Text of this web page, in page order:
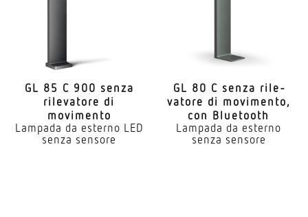
GL 85 C 900 senza
rile­vatore di
movimento
Lampada da esterno LED
senza sensore
GL 80 C senza rile­
vatore di movi­mento,
con Bluetooth
Lampada da esterno
senza sensore